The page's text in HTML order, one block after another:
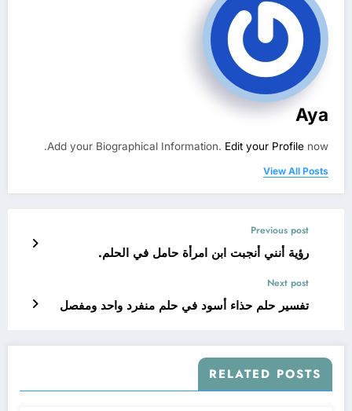
Aya
Add your Biographical Information. Edit your Profile now.
View All Posts
Previous post
رؤية أنني أنجبت ابن امرأة حامل في الحلم.
Next post
تفسير حلم حذاء أسود في حلم منفرد واحد ومفصل
RELATED POSTS